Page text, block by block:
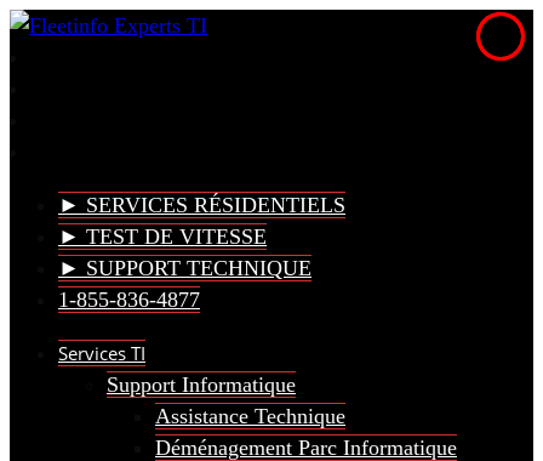
► SERVICES RÉSIDENTIELS
► TEST DE VITESSE
► SUPPORT TECHNIQUE
1-855-836-4877
Services TI
Support Informatique
Assistance Technique
Déménagement Parc Informatique